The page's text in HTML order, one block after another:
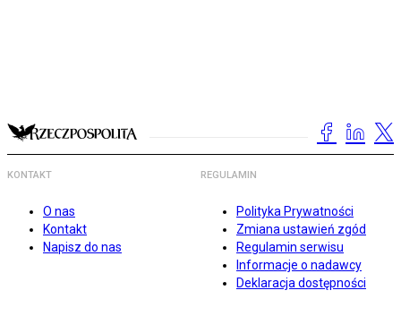
KONTAKT
O nas
Kontakt
Napisz do nas
REGULAMIN
Polityka Prywatności
Zmiana ustawień zgód
Regulamin serwisu
Informacje o nadawcy
Deklaracja dostępności